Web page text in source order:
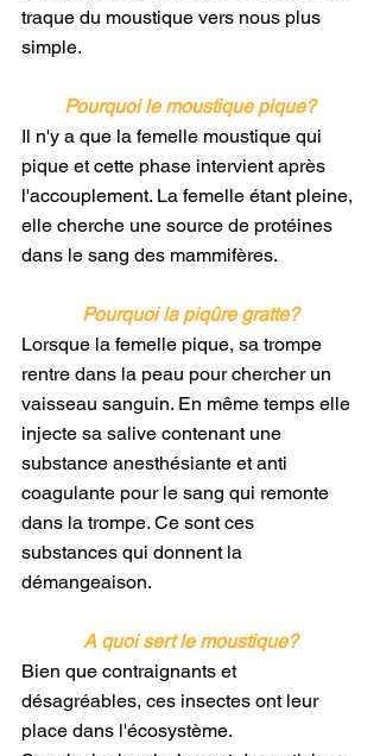
traque du moustique vers nous plus
simple.
Pourquoi le moustique pique?
Il n'y a que la femelle moustique qui
pique et cette phase intervient après
l'accouplement. La femelle étant pleine,
elle cherche une source de protéines
dans le sang des mammifères.
Pourquoi la piqûre gratte?
Lorsque la femelle pique, sa trompe
rentre dans la peau pour chercher un
vaisseau sanguin. En même temps elle
injecte sa salive contenant une
substance anesthésiante et anti
coagulante pour le sang qui remonte
dans la trompe. Ce sont ces
substances qui donnent la
démangeaison.
A quoi sert le moustique?
Bien que contraignants et
désagréables, ces insectes ont leur
place dans l'écosystème.